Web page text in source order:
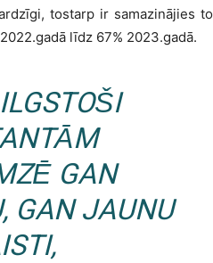
tostarp ir samazinājies to
līdz 67% 2023.gadā.
GAN
GAN JAUNU